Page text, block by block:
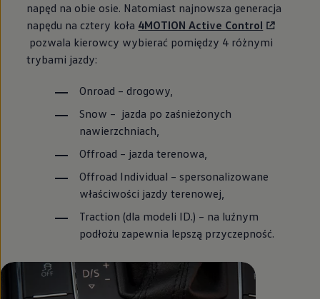
napęd na obie osie. Natomiast najnowsza generacja
napędu na cztery koła 4MOTION Active Control
pozwala kierowcy wybierać pomiędzy 4 różnymi
trybami jazdy:
Onroad – drogowy,
Snow – jazda po zaśnieżonych
nawierzchniach,
Offroad – jazda terenowa,
Offroad Individual – spersonalizowane
właściwości jazdy terenowej,
Traction (dla modeli ID.) – na luźnym
podłożu zapewnia lepszą przyczepność.